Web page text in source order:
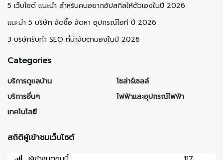
5 เว็บไซต์ แนะนำ สำหรับคนอยากอัปสกิลให้ตัวเองในปี 2026
แนะนำ 5 บริษัท จัดซื้อ จัดหา อุปกรณ์ไอที ปี 2026
3 บริษัทรับทำ SEO ที่น่าจับตามองในปี 2026
Categories
บริการดูแลบ้าน
บริการอื่นๆ
เทคโนโลยี
โซล่าร์เซลล์
ไฟฟ้าและอุปกรณ์ไฟฟ้า
สถิติผู้เข้าชมเว็บไซต์